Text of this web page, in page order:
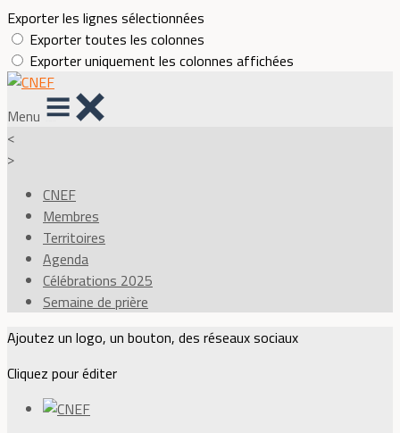
Exporter les lignes sélectionnées
Exporter toutes les colonnes
Exporter uniquement les colonnes affichées
Menu
<
>
CNEF
Membres
Territoires
Agenda
Célébrations 2025
Semaine de prière
Ajoutez un logo, un bouton, des réseaux sociaux
Cliquez pour éditer